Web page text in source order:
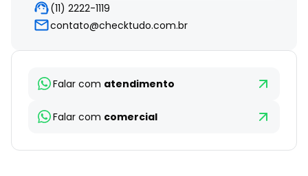
(11) 2222-1119
contato@checktudo.com.br
Falar com atendimento
Falar com comercial